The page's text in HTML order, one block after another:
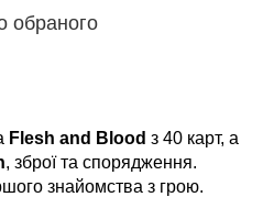
обраного
Flesh and Blood з 40 карт, а
, зброї та спорядження.
знайомства з грою.